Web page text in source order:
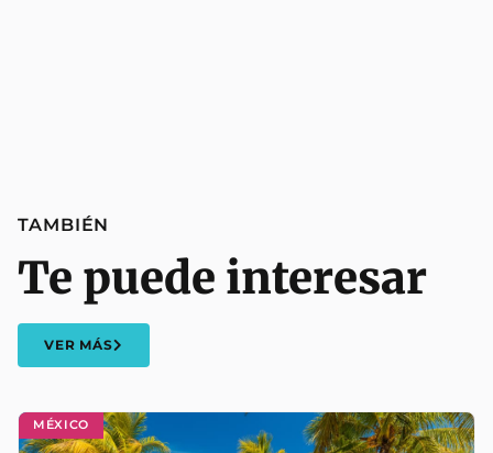
MÉXICO
TAMBIÉN
Te puede interesar
VER MÁS